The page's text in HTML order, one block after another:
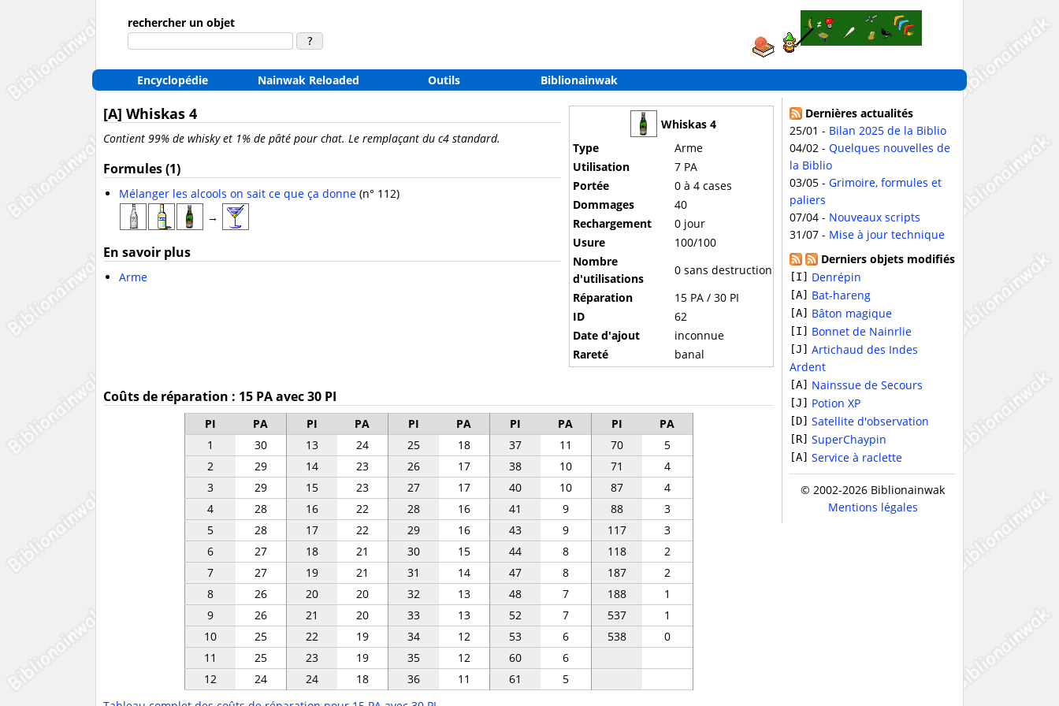
rechercher un objet
Encyclopédie Nainwak Reloaded Outils Biblionainwak
Dernières actualités
25/01 - Bilan 2025 de la Biblio
04/02 - Quelques nouvelles de
la Biblio
03/05 - Grimoire, formules et
paliers
07/04 - Nouveaux scripts
31/07 - Mise à jour technique
Derniers objets modifiés
[I] Denrépin
[A] Bat-hareng
[A] Bâton magique
[I] Bonnet de Nainrlie
[J] Artichaud des Indes
Ardent
[A] Nainssue de Secours
[J] Potion XP
[D] Satellite d'observation
[R] SuperChaypin
[A] Service à raclette
© 2002-2026 Biblionainwak
Mentions légales
Whiskas 4
Type
Arme
Utilisation
7 PA
Portée
0 à 4 cases
Dommages
40
Rechargement
0 jour
Usure
100/100
Nombre
d'utilisations
0 sans destruction
Réparation
15 PA / 30 PI
ID
62
Date d'ajout
inconnue
Rareté
banal
[A] Whiskas 4
Contient 99% de whisky et 1% de pâté pour chat. Le remplaçant du c4 standard.
Formules (1)
Mélanger les alcools on sait ce que ça donne (n° 112)
→
En savoir plus
Arme
Coûts de réparation : 15 PA avec 30 PI
PI PA PI PA PI PA PI PA PI
PA
1
30 13 24 25 18 37 11 70
5
2
29 14 23 26 17 38 10 71
4
3
29 15 23 27 17 40 10 87
4
4
28 16 22 28 16 41 9 88
3
5
28 17 22 29 16 43 9 117
3
6
27 18 21 30 15 44 8 118
2
7
27 19 21 31 14 47 8 187
2
8
26 20 20 32 13 48 7 188
1
9
26 21 20 33 13 52 7 537
1
10
25 22 19 34 12 53 6 538
0
11
25 23 19 35 12 60
6
12
24 24 18 36 11 61
5